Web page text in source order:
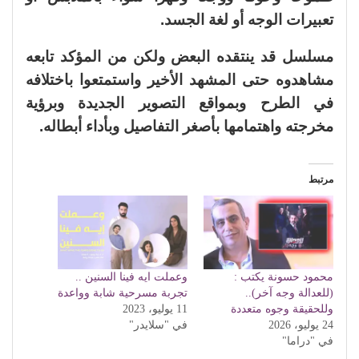
تعبيرات الوجه أو لغة الجسد.
مسلسل قد ينتقده البعض ولكن من المؤكد تابعه
مشاهدوه حتى المشهد الأخير واستمتعوا باختلافه
في الطرح وبمواقع التصوير الجديدة وبرؤية
مخرجته واهتمامها بأصغر التفاصيل وبأداء أبطاله.
مرتبط
محمود حسونة يكتب :
(للعدالة وجه آخر)..
وللحقيقة وجوه متعددة
24 يوليو، 2026
في "دراما"
وعملت ايه فينا السنين ..
تجربة مسرحية شابة وواعدة
11 يوليو، 2023
في "سلايدر"